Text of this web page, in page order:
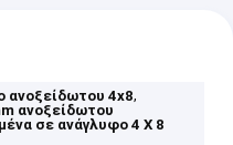
ανοξείδωτου 4x8,
ανοξείδωτου
σε ανάγλυφο 4 X 8